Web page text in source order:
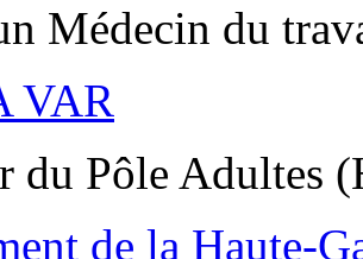
Médecin du
VAR
du Pôle Adultes
de la Haute-